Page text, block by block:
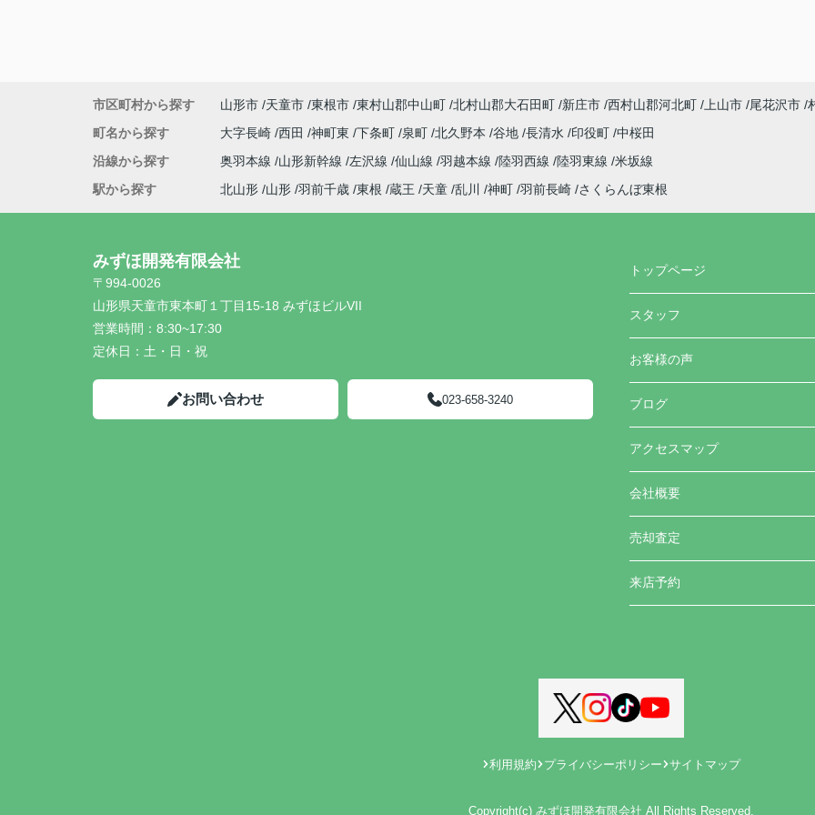
市区町村から探す 山形市 天童市 東根市 東村山郡中山町 北村山郡大石田町 新庄市 西村山郡河北町 上山市 尾花沢市
町名から探す
大字長崎 西田 神町東 下条町 泉町 北久野本 谷地 長清水 印役町 中桜田
沿線から探す
奥羽本線 山形新幹線 左沢線 仙山線 羽越本線 陸羽西線 陸羽東線 米坂線
駅から探す
北山形 山形 羽前千歳 東根 蔵王 天童 乱川 神町 羽前長崎 さくらんぼ東根
みずほ開発有限会社
〒994-0026
山形県天童市東本町１丁目15-18 みずほビルVII
営業時間： 8:30~17:30
定休日： 土・日・祝
お問い合わせ 023-658-3240
トップページ
スタッフ
お客様の声
ブログ
アクセスマップ
会社概要
売却査定
来店予約
利用規約 プライバシーポリシー サイトマップ
Copyright(c) みずほ開発有限会社 All Rights Reserved.